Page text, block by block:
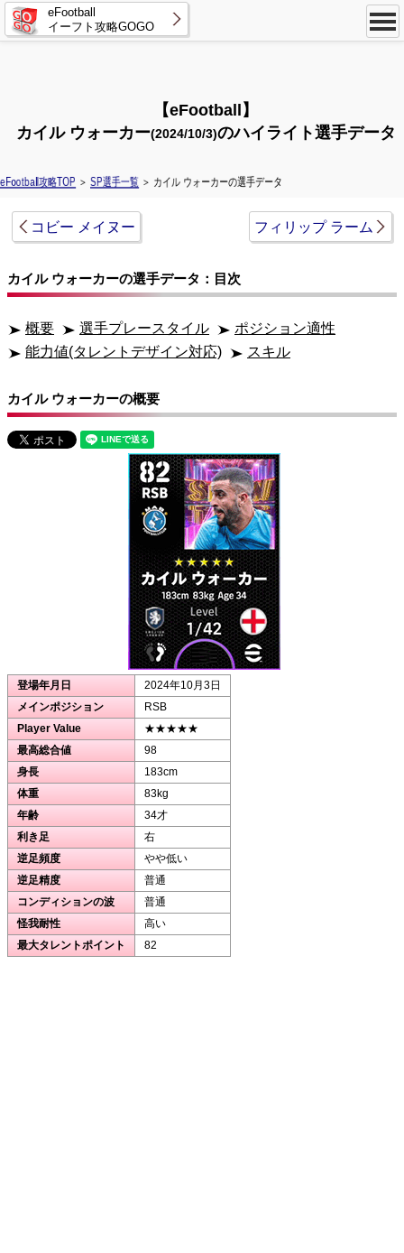
eFootball
イーフト攻略GOGO
【eFootball】
カイル ウォーカー(2024/10/3)のハイライト選手データ
eFootball攻略TOP ＞ SP選手一覧 ＞ カイル ウォーカーの選手データ
コビー メイヌー フィリップ ラーム
カイル ウォーカーの選手データ：目次
概要 選手プレースタイル
ポジション適性
能力値(タレントデザイン対応)
スキル
カイル ウォーカーの概要
登場年月日
2024年10月3日
メインポジション
RSB
Player Value
★★★★★
最高総合値
98
身長
183cm
体重
83kg
年齢
34才
利き足
右
逆足頻度
やや低い
逆足精度
普通
コンディションの波
普通
怪我耐性
高い
最大タレントポイント
82